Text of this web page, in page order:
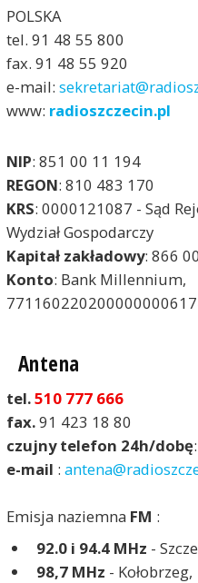
POLSKA
tel. 91 48 55 800
fax. 91 48 55 920
e-mail:
www: radioszczecin.pl
NIP: 851 00 11 194
REGON: 810 483 170
KRS: 0000121087 - Sąd
Wydział Gospodarczy
Kapitał zakładowy: 866
Konto: Bank Millennium,
Antena
tel.510 777 666
fax.91 423 18 80
czujny telefon 24h/dobę:
e-mail :
Emisja naziemna FM :
92.0 i 94.4 MHz -
98,7 MHz - Kołobrzeg,